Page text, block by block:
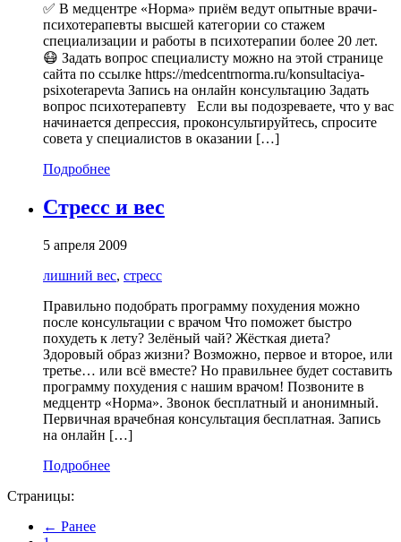
✅ В медцентре «Норма» приём ведут опытные врачи-
психотерапевты высшей категории со стажем
специализации и работы в психотерапии более 20 лет.
😷 Задать вопрос специалисту можно на этой странице
сайта по ссылке https://medcentrnorma.ru/konsultaciya-
psixoterapevta Запись на онлайн консультацию Задать
вопрос психотерапевту Если вы подозреваете, что у вас
начинается депрессия, проконсультируйтесь, спросите
совета у специалистов в оказании […]
Подробнее
Стресс и вес
5 апреля 2009
лишний вес, стресс
Правильно подобрать программу похудения можно
после консультации с врачом Что поможет быстро
похудеть к лету? Зелёный чай? Жёсткая диета?
Здоровый образ жизни? Возможно, первое и второе, или
третье… или всё вместе? Но правильнее будет составить
программу похудения с нашим врачом! Позвоните в
медцентр «Норма». Звонок бесплатный и анонимный.
Первичная врачебная консультация бесплатная. Запись
на онлайн […]
Подробнее
Страницы:
← Ранее